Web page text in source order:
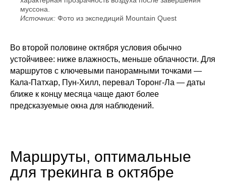
муссона.
Источник: Фото из экспедиций Mountain Quest
Во второй половине октября условия обычно
устойчивее: ниже влажность, меньше облачности. Для
маршрутов с ключевыми панорамными точками —
Кала-Патхар, Пун-Хилл, перевал Торонг-Ла — даты
ближе к концу месяца чаще дают более
предсказуемые окна для наблюдений.
Маршруты, оптимальные
для трекинга в октябре